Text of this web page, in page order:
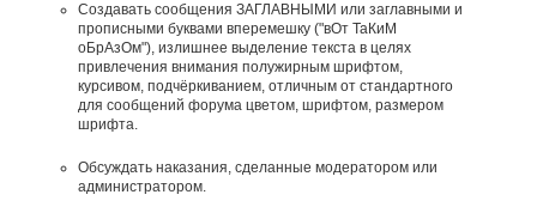
Cоздавать сообщения ЗАГЛАВНЫМИ или заглавными и
прописными буквами вперемешку ("вОт ТаКиМ
оБрАзОм"), излишнее выделение текста в целях
привлечения внимания полужирным шрифтом,
курсивом, подчёркиванием, отличным от стандартного
для сообщений форума цветом, шрифтом, размером
шрифта.
Обсуждать наказания, сделанные модератором или
администратором.